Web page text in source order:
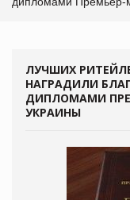
ЛУЧШИХ
НАГРАДИЛИ
ДИПЛОМАМИ
УКРАИНЫ